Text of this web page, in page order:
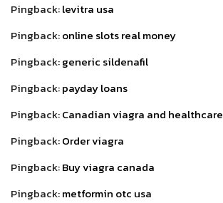
Pingback:levitra usa
Pingback:online slots real money
Pingback:generic sildenafil
Pingback:payday loans
Pingback:Canadian viagra and healthcare
Pingback:Order viagra
Pingback:Buy viagra canada
Pingback:metformin otc usa